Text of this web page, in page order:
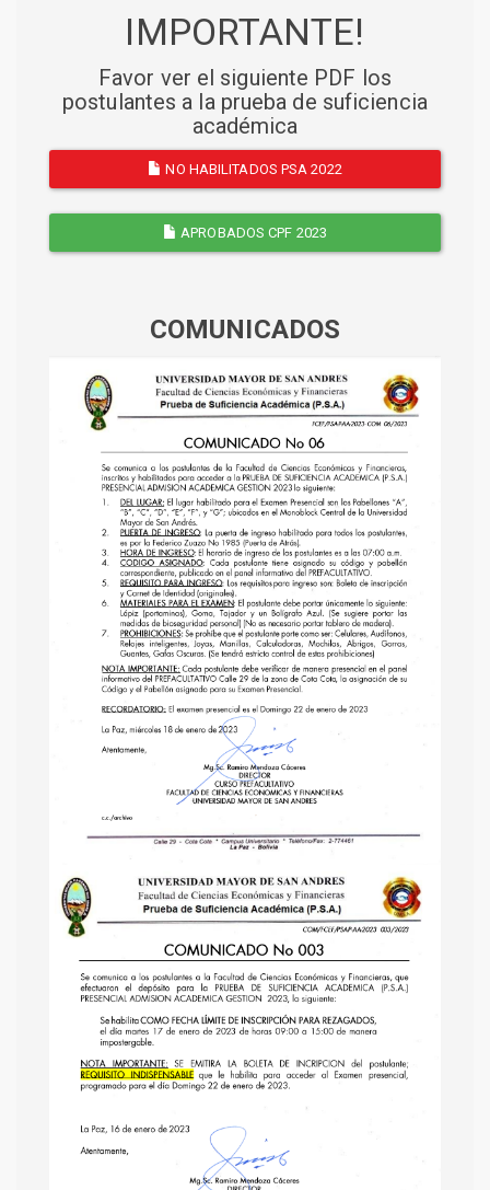
IMPORTANTE!
Favor ver el siguiente PDF los
postulantes a la prueba de suficiencia
académica
NO HABILITADOS PSA 2022
APROBADOS CPF 2023
COMUNICADOS